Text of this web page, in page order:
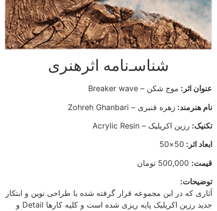
شناسـ‌نامه اثرهنری
عنوان اثر: موج شکن – Breaker wave
نام هنرمند: زهره قنبری – Zohreh Ghanbari
تکنیک: رزین اکریلیک – Acrylic Resin
ابعاد اثر: 50×50
قیمت:
توضیحات:
آثاری که در این مجموعه قرار گرفته شده با طراحی نوین و ابتکار
جدید رزین اکریلیک پایه ریزی شده است و کلیه کارها Detail و